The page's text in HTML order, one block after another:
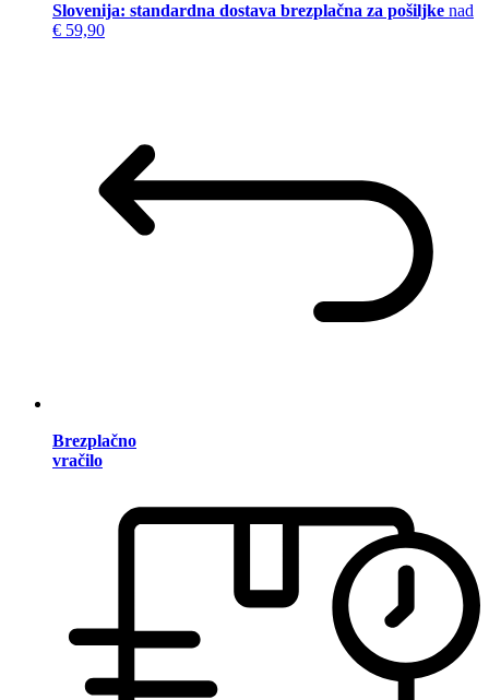
Slovenija: standardna dostava brezplačna za pošiljke nad
€ 59,90
Brezplačno
vračilo